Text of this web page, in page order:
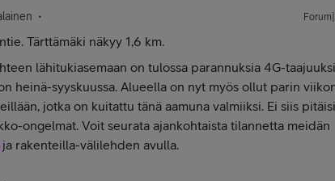
Tärttämäki näkyy 1,6 km.
lähitukiasemaan on tulossa parannuksia 4G-
heinä-syyskuussa. Alueella on nyt myös ollut parin
jotka on kuitattu tänä aamuna valmiiksi. Ei siis
ongelmat. Voit seurata ajankohtaista tilannetta meidän
ja rakenteilla-välilehden avulla.